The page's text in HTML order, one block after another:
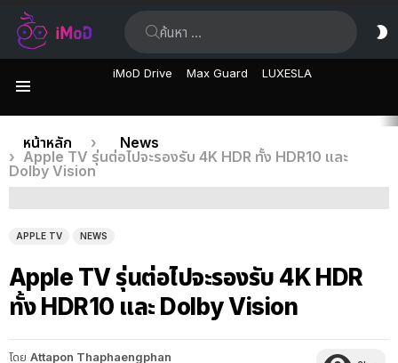
iMoD Drive Max Guard LUXESLA
เรื่อง
ล่าสุด
คุณอยู่ที่นี่:
หน้าหลัก
News
Apple TV รุ่นต่อไปจะรองรับ 4K HDR ทั้ง HDR10 และ
Dolby Vision
APPLE TV NEWS
Apple TV รุ่นต่อไปจะรองรับ 4K HDR
ทั้ง HDR10 และ Dolby Vision
โดย Attapon Thaphaengphan